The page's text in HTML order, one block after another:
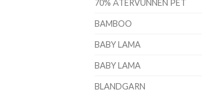
70% ÅTERVUNNEN PET
BAMBOO
BABY LAMA
BABY LAMA
BLANDGARN